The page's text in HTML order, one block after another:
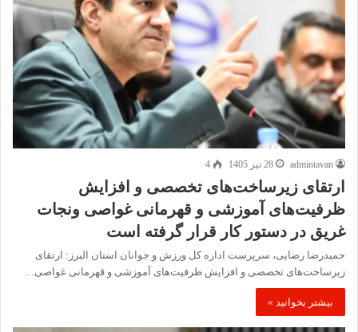
admintavan 28 تیر 1405 4
ارتقای زیرساخت‌های تخصصی و افزایش
ظرفیت‌های آموزشی و قهرمانی غواصی ونجات
غریق در دستور کار قرار گرفته است
حمیدرضا رضایی، سرپرست اداره کل ورزش و جوانان استان البرز: ارتقای
زیرساخت‌های تخصصی و افزایش ظرفیت‌های آموزشی و قهرمانی غواصی…
بیشتر بخوانید »